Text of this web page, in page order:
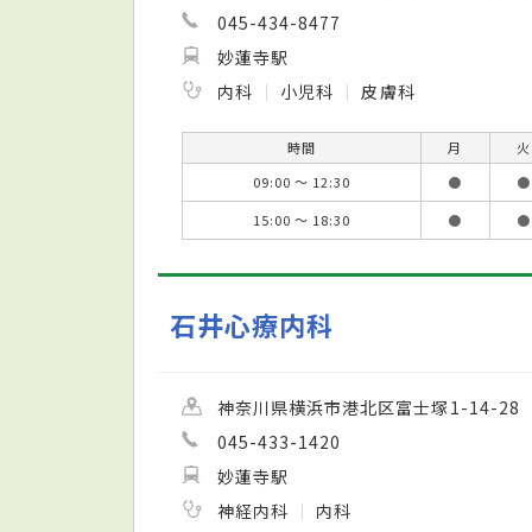
045-434-8477
妙蓮寺駅
内科
小児科 皮膚科
時間 月 火
09:00 ～ 12:30
● ●
15:00 ～ 18:30
● ●
石井心療内科
神奈川県横浜市港北区富士塚1-14-28
045-433-1420
妙蓮寺駅
神経内科
内科